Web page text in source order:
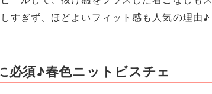
すぎず、ほどよいフィット感も人気の理由♪
必須♪春色ニットビスチェ